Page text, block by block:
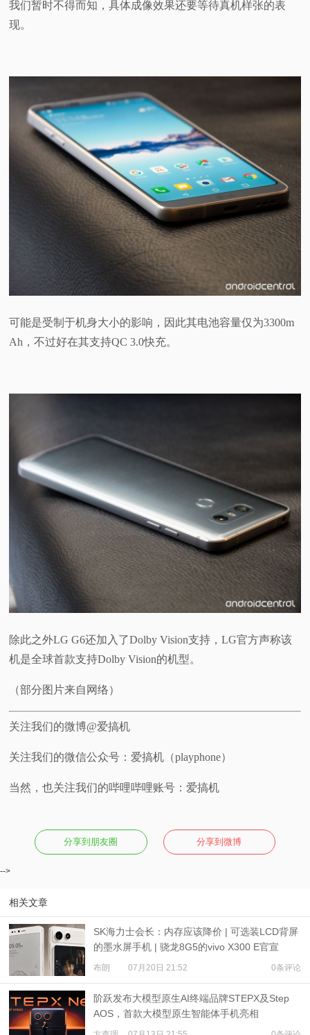
我们暂时不得而知，具体成像效果还要等待真机样张的表
现。
可能是受制于机身大小的影响，因此其电池容量仅为3300m
Ah，不过好在其支持QC 3.0快充。
除此之外LG G6还加入了Dolby Vision支持，LG官方声称该
机是全球首款支持Dolby Vision的机型。
（部分图片来自网络）
关注我们的微博@爱搞机
关注我们的微信公众号：爱搞机（playphone）
当然，也关注我们的哔哩哔哩账号：爱搞机
分享到朋友圈 分享到微博
-->
相关文章
SK海力士会长：内存应该降价 | 可选装LCD背屏
的墨水屏手机 | 骁龙8G5的vivo X300 E官宣
布朗 07月20日 21:52 0条评论
阶跃发布大模型原生AI终端品牌STEPX及Step
AOS，首款大模型原生智能体手机亮相